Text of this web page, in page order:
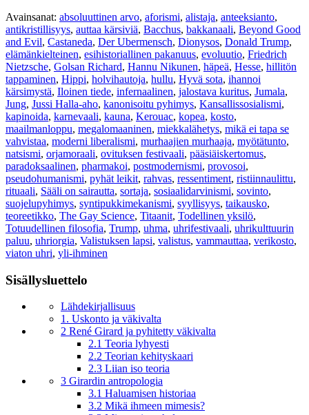
Avainsanat: absoluuttinen arvo, aforismi, alistaja, anteeksianto,
antikristillisyys, auttaa kärsiviä, Bacchus, bakkanaali, Beyond Good
and Evil, Castaneda, Der Ubermensch, Dionysos, Donald Trump,
elämänkielteinen, esihistoriallinen pakanuus, evoluutio, Friedrich
Nietzsche, Golsan Richard, Hannu Nikunen, häpeä, Hesse, hillitön
tappaminen, Hippi, holvihautoja, hullu, Hyvä sota, ihannoi
kärsimystä, Iloinen tiede, infernaalinen, jalostava kuritus, Jumala,
Jung, Jussi Halla-aho, kanonisoitu pyhimys, Kansallissosialismi,
kapinoida, karnevaali, kauna, Kerouac, kopea, kosto,
maailmanloppu, megalomaaninen, miekkalähetys, mikä ei tapa se
vahvistaa, moderni liberalismi, murhaajien murhaaja, myötätunto,
natsismi, orjamoraali, ovituksen festivaali, pääsiäiskertomus,
paradoksaalinen, pharmakoi, postmodernismi, provosoi,
pseudohumanismi, pyhät leikit, rahvas, ressentiment, ristiinnaulittu,
rituaali, Sääli on sairautta, sortaja, sosiaalidarvinismi, sovinto,
suojelupyhimys, syntipukkimekanismi, syyllisyys, taikausko,
teoreetikko, The Gay Science, Titaanit, Todellinen yksilö,
Totuudellinen filosofia, Trump, uhma, uhrifestivaali, uhrikulttuurin
paluu, uhriorgia, Valistuksen lapsi, valistus, vammauttaa, verikosto,
viaton uhri, yli-ihminen
Sisällysluettelo
Lähdekirjallisuus
1. Uskonto ja väkivalta
2 René Girard ja pyhitetty väkivalta
2.1 Teoria lyhyesti
2.2 Teorian kehityskaari
2.3 Liian iso teoria
3 Girardin antropologia
3.1 Haluamisen historiaa
3.2 Mikä ihmeen mimesis?